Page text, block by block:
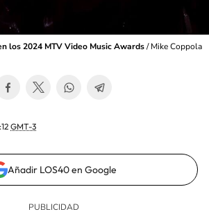
los 2024 MTV Video Music Awards/Mike Coppola
GMT-3
Añadir LOS40 en Google